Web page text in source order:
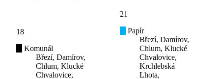
18
Komunál
Březí, Damírov,
Chlum, Klucké
Chvalovice,
21
Papír
Březí, Damírov,
Chlum, Klucké
Chvalovice,
Krchlebská
Lhota,